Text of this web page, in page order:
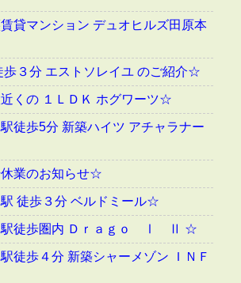
貸マンション デュオヒルズ田原本
３分 エストソレイユ のご紹介☆
くの １ＬＤＫ ホグワーツ☆
徒歩5分 新築ハイツ アチャラナー
業のお知らせ☆
徒歩３分 ベルドミール☆
駅徒歩圏内 Ｄｒａｇｏ Ⅰ Ⅱ ☆
徒歩４分 新築シャーメゾン ＩＮＦ